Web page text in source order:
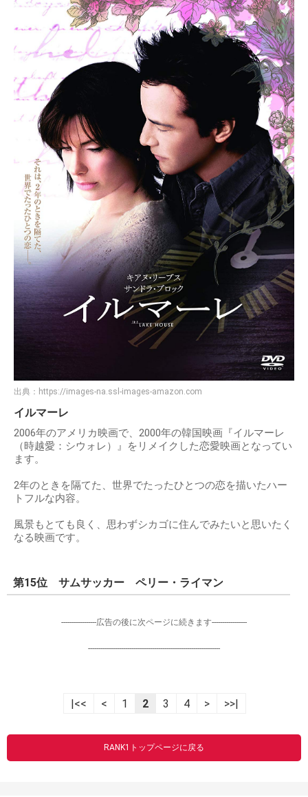
出典： https://images-na.ssl-images-amazon.com
イルマーレ
2006年のアメリカ映画で、2000年の韓国映画『イルマーレ
（時越愛：シウォレ）』をリメイクした恋愛映画となってい
ます。
2年のときを隔てた、世界でたったひとつの恋を描いたハー
トフルな内容。
風景もとても良く、思わずシカゴに住んでみたいと思いたく
なる映画です。
第15位 サムサッカー ペリー・ライマン
-----------------広告の後に次ページに続きます-----------------
----------------------------------------------------------------
|<< < 1 2 3 4 > >>|
RANK1トップページに戻る